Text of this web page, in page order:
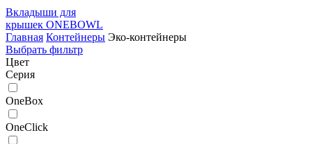
Вкладыши для
крышек ONEBOWL
Главная Контейнеры Эко-контейнеры
Выбрать фильтр
Цвет
Серия
OneBox
OneClick